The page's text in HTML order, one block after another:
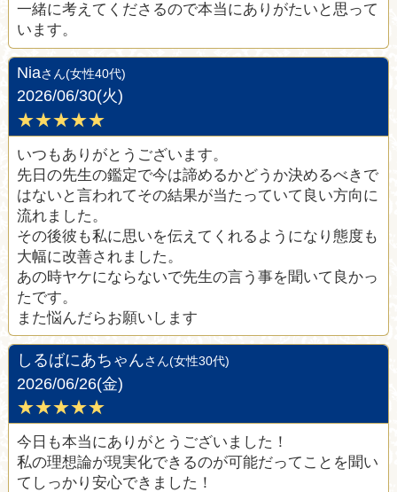
一緒に考えてくださるので本当にありがたいと思って
います。
Niaさん(女性40代)
2026/06/30(火)
★★★★★
いつもありがとうございます。
先日の先生の鑑定で今は諦めるかどうか決めるべきで
はないと言われてその結果が当たっていて良い方向に
流れました。
その後彼も私に思いを伝えてくれるようになり態度も
大幅に改善されました。
あの時ヤケにならないで先生の言う事を聞いて良かっ
たです。
また悩んだらお願いします
しるばにあちゃんさん(女性30代)
2026/06/26(金)
★★★★★
今日も本当にありがとうございました！
私の理想論が現実化できるのが可能だってことを聞い
てしっかり安心できました！